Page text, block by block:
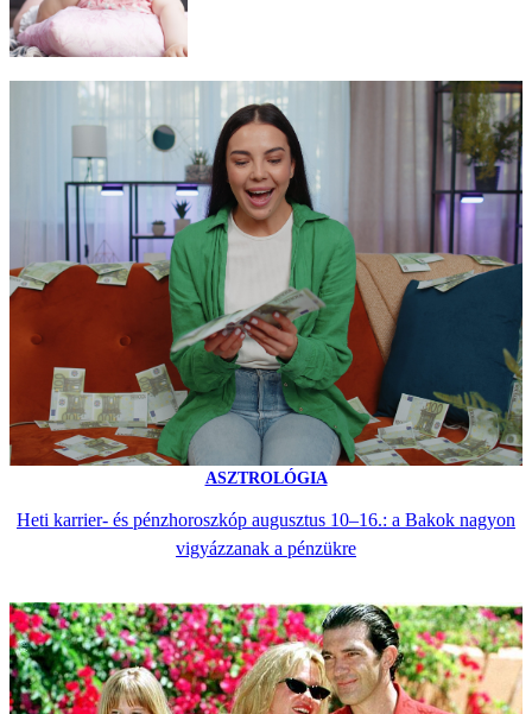
ASZTROLÓGIA
Heti karrier- és pénzhoroszkóp augusztus 10–16.: a Bakok nagyon
vigyázzanak a pénzükre